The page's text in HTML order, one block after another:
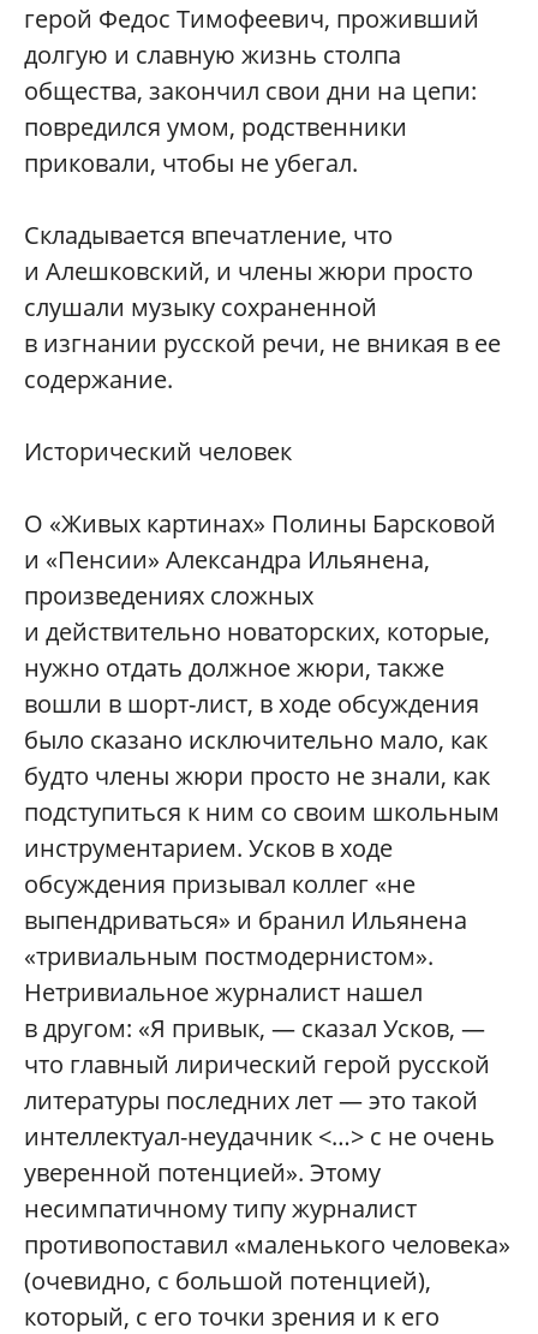
герой Федос Тимофеевич, проживший
долгую и славную жизнь столпа
общества, закончил свои дни на цепи:
повредился умом, родственники
приковали, чтобы не убегал.
Складывается впечатление, что
и Алешковский, и члены жюри просто
слушали музыку сохраненной
в изгнании русской речи, не вникая в ее
содержание.
Исторический человек
О «Живых картинах» Полины Барсковой
и «Пенсии» Александра Ильянена,
произведениях сложных
и действительно новаторских, которые,
нужно отдать должное жюри, также
вошли в шорт-лист, в ходе обсуждения
было сказано исключительно мало, как
будто члены жюри просто не знали, как
подступиться к ним со своим школьным
инструментарием. Усков в ходе
обсуждения призывал коллег «не
выпендриваться» и бранил Ильянена
«тривиальным постмодернистом».
Нетривиальное журналист нашел
в другом: «Я привык, — сказал Усков, —
что главный лирический герой русской
литературы последних лет — это такой
интеллектуал-неудачник <…> с не очень
уверенной потенцией». Этому
несимпатичному типу журналист
противопоставил «маленького человека»
(очевидно, с большой потенцией),
который, с его точки зрения и к его